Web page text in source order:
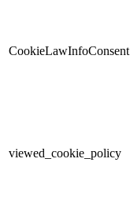
CookieLawInfoConsent
viewed_cookie_policy